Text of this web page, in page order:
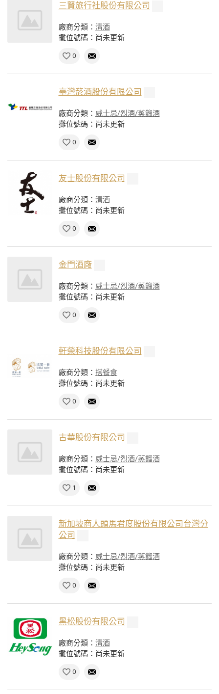
三賢旅行社股份有限公司
廠商分類： 清酒
攤位號碼：尚未更新
0
臺灣菸酒股份有限公司
廠商分類： 威士忌/烈酒/蒸餾酒
攤位號碼：尚未更新
0
友士股份有限公司
廠商分類： 清酒
攤位號碼：尚未更新
0
金門酒廠
廠商分類： 威士忌/烈酒/蒸餾酒
攤位號碼：尚未更新
0
軒榮科技股份有限公司
廠商分類： 搭餐食
攤位號碼：尚未更新
0
古華股份有限公司
廠商分類： 威士忌/烈酒/蒸餾酒
攤位號碼：尚未更新
1
新加坡商人頭馬君度股份有限公司台灣分
公司
廠商分類： 威士忌/烈酒/蒸餾酒
攤位號碼：尚未更新
0
黑松股份有限公司
廠商分類： 清酒
攤位號碼：尚未更新
0